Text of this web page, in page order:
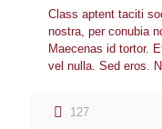
Class aptent taciti
nostra, per conubia
Maecenas id tortor.
vel nulla. Sed eros.
127